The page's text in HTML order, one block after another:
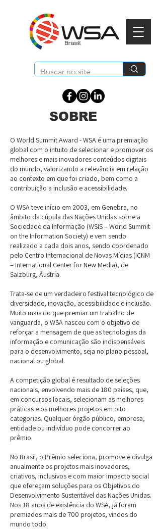
SOBRE
O World Summit Award - WSA é uma premiação
global com o intuito de selecionar e promover os
melhores e mais inovadores conteúdos digitais
do mundo, valorizando a relevância em relação
ao contexto em que foi criado, bem como a
contribuição a inclusão e acessibilidade.
O WSA teve início em 2003, em Genebra, no
âmbito da cúpula das Nações Unidas sobre a
Sociedade da Informação (WSIS – World Summit
on the Information Society) e vem sendo
realizado a cada dois anos, sendo coordenado
pelo Centro Internacional de Novas Mídias (ICNM
– International Center for New Media), de
Salzburg, Áustria.
Trata-se de um verdadeiro festival tecnológico de
diversidade, inovação, acessibilidade e inclusão.
Muito mais do que premiar um trabalho de
vanguarda, o WSA nasceu com o objetivo de
reforçar a mensagem de que as tecnologias da
informação e comunicação são indispensáveis
para o desenvolvimento, seja no plano pessoal,
nacional ou global.
A competição global é resultado de seleções
nacionais, envolvendo mais de 180 países, que,
em concursos locais, selecionam as melhores
práticas e os melhores projetos em oito
categorias. Qualquer órgão público, empresa,
entidade ou indivíduo pode concorrer ao
prêmio.
No Brasil, o Prêmio seleciona, promove e divulga
anualmente os projetos mais inovadores,
criativos, inclusivos e com maior impacto social
que ofereçam soluções para os Objetivos do
Desenvolvimento Sustentável das Nações Unidas.
Nos 18 anos de existência do WSA, já foram
premiados mais de 700 projetos, vindos do
mundo todo.